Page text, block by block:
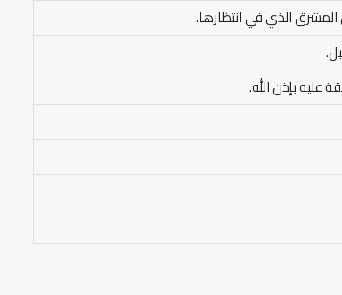
الذي في انتظارها.
عليه بإذن الله.